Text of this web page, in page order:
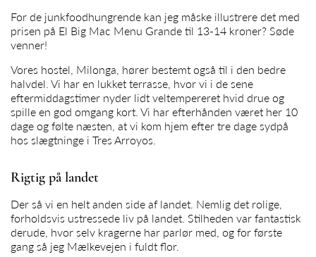
For de junkfoodhungrende kan jeg måske illustrere det med
prisen på El Big Mac Menu Grande til 13-14 kroner? Søde
venner!
Vores hostel, Milonga, hører bestemt også til i den bedre
halvdel. Vi har en lukket terrasse, hvor vi i de sene
eftermiddagstimer nyder lidt veltempereret hvid drue og
spille en god omgang kort. Vi har efterhånden været her 10
dage og følte næsten, at vi kom hjem efter tre dage sydpå
hos slægtninge i Tres Arroyos.
Rigtig på landet
Der så vi en helt anden side af landet. Nemlig det rolige,
forholdsvis ustressede liv på landet. Stilheden var fantastisk
derude, hvor selv kragerne har parlør med, og for første
gang så jeg Mælkevejen i fuldt flor.